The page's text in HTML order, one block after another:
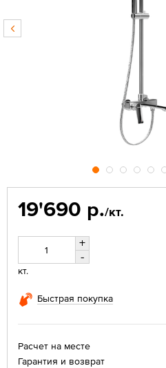
19'690 р./кт.
+
-
кт.
Быстрая покупка
Расчет на месте
Гарантия и возврат